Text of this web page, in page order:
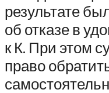
результате
об отказе в
к К. При этом
право